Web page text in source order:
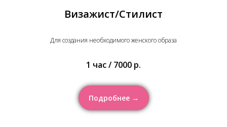
Визажист/Стилист
Для создания необходимого женского образа
1 час / 7000 р.
Подробнее →